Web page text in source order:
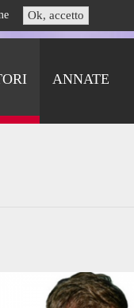
Ok, accetto
ANNATE